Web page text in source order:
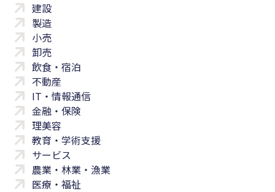
建設
製造
小売
卸売
飲食・宿泊
不動産
IT・情報通信
金融・保険
理美容
教育・学術支援
サービス
農業・林業・漁業
医療・福祉